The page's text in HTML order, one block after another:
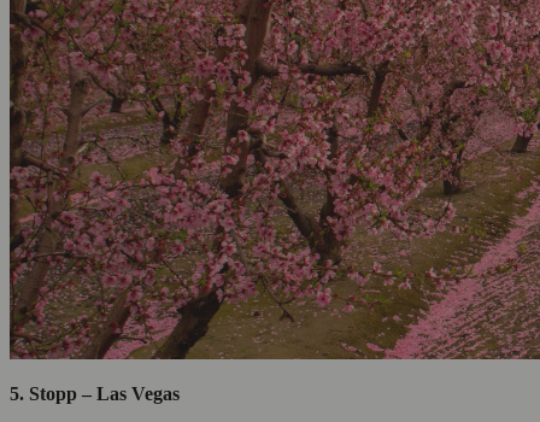
5. Stopp – Las Vegas